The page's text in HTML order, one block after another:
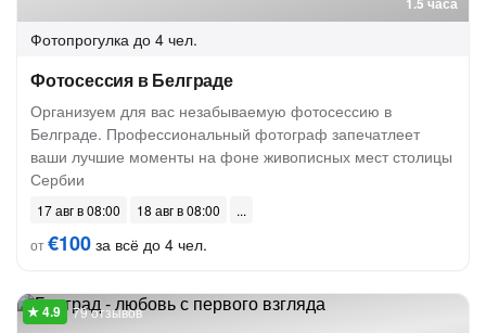
Фотопрогулка до 4 чел.
Фотосессия в Белграде
Организуем для вас незабываемую фотосессию в
Белграде. Профессиональный фотограф запечатлеет
ваши лучшие моменты на фоне живописных мест столицы
Сербии
17 авг в 08:00
18 авг в 08:00
от€100 за всё до 4 чел.
79 отзывов